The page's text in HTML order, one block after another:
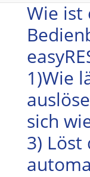
Wie ist
1)Wie
sich
3) Löst